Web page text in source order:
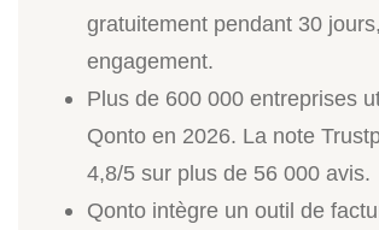
gratuitement pendant 30
engagement.
Plus de 600 000 entreprises
Qonto en 2026. La note
4,8/5 sur plus de 56 000 avis.
Qonto intègre un outil de